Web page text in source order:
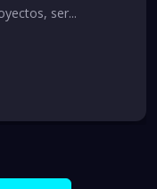
ser...